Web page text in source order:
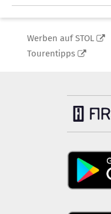
Werben auf STOL
Tourentipps